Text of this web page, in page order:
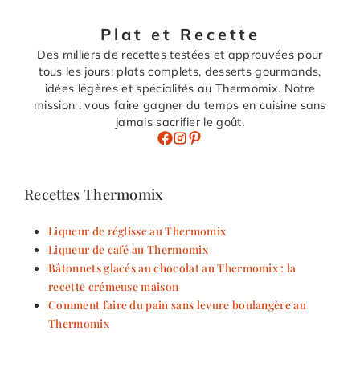
Plat et Recette
Des milliers de recettes testées et approuvées pour
tous les jours: plats complets, desserts gourmands,
idées légères et spécialités au Thermomix. Notre
mission : vous faire gagner du temps en cuisine sans
jamais sacrifier le goût.
Recettes Thermomix
Liqueur de réglisse au Thermomix
Liqueur de café au Thermomix
Bâtonnets glacés au chocolat au Thermomix : la
recette crémeuse maison
Comment faire du pain sans levure boulangère au
Thermomix